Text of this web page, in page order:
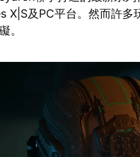
X|S及PC平台。然而許多
。